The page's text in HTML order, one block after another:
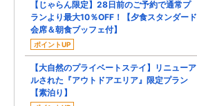
【じゃらん限定】28日前のご予約で通常プ
ランより最大10％OFF！【夕食スタンダード
会席＆朝食ブッフェ付】
ポイントUP
【大自然のプライベートステイ】リニューア
ルされた『アウトドアエリア』限定プラン
【素泊り】